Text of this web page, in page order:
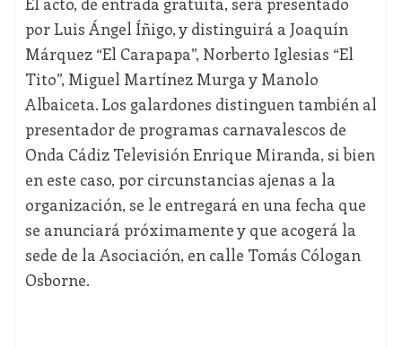
por Luis Ángel Íñigo, y distinguirá a Joaquín
Márquez “El Carapapa”, Norberto Iglesias “El
Tito”, Miguel Martínez Murga y Manolo
Albaiceta. Los galardones distinguen también al
presentador de programas carnavalescos de
Onda Cádiz Televisión Enrique Miranda, si bien
en este caso, por circunstancias ajenas a la
organización, se le entregará en una fecha que
se anunciará próximamente y que acogerá la
sede de la Asociación, en calle Tomás Cólogan
Osborne.